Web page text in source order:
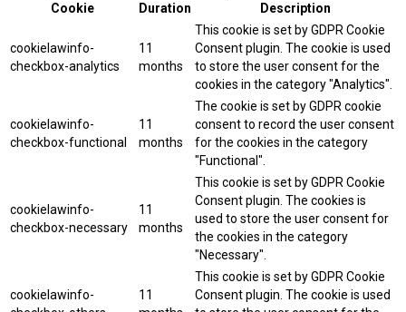
Cookie
Duration Description
cookielawinfo-
checkbox-analytics
11
months
This cookie is set by GDPR Cookie
Consent plugin. The cookie is used
to store the user consent for the
cookies in the category "Analytics".
cookielawinfo-
checkbox-functional
11
months
The cookie is set by GDPR cookie
consent to record the user consent
for the cookies in the category
"Functional".
cookielawinfo-
checkbox-necessary
11
months
This cookie is set by GDPR Cookie
Consent plugin. The cookies is
used to store the user consent for
the cookies in the category
"Necessary".
cookielawinfo-
11
This cookie is set by GDPR Cookie
Consent plugin. The cookie is used